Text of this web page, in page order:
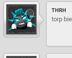
THRH
torp